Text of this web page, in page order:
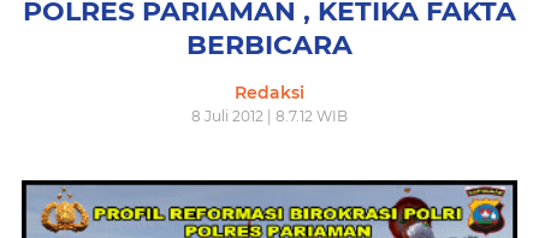
POLRES PARIAMAN , KETIKA FAKTA
BERBICARA
Redaksi
8 Juli 2012 | 8.7.12 WIB